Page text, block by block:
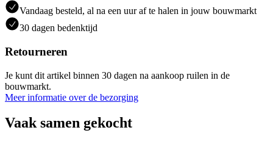
Vandaag besteld, al na een uur af te halen in jouw bouwmarkt
30 dagen bedenktijd
Retourneren
Je kunt dit artikel binnen 30 dagen na aankoop ruilen in de
bouwmarkt.
Meer informatie over de bezorging
Vaak samen gekocht